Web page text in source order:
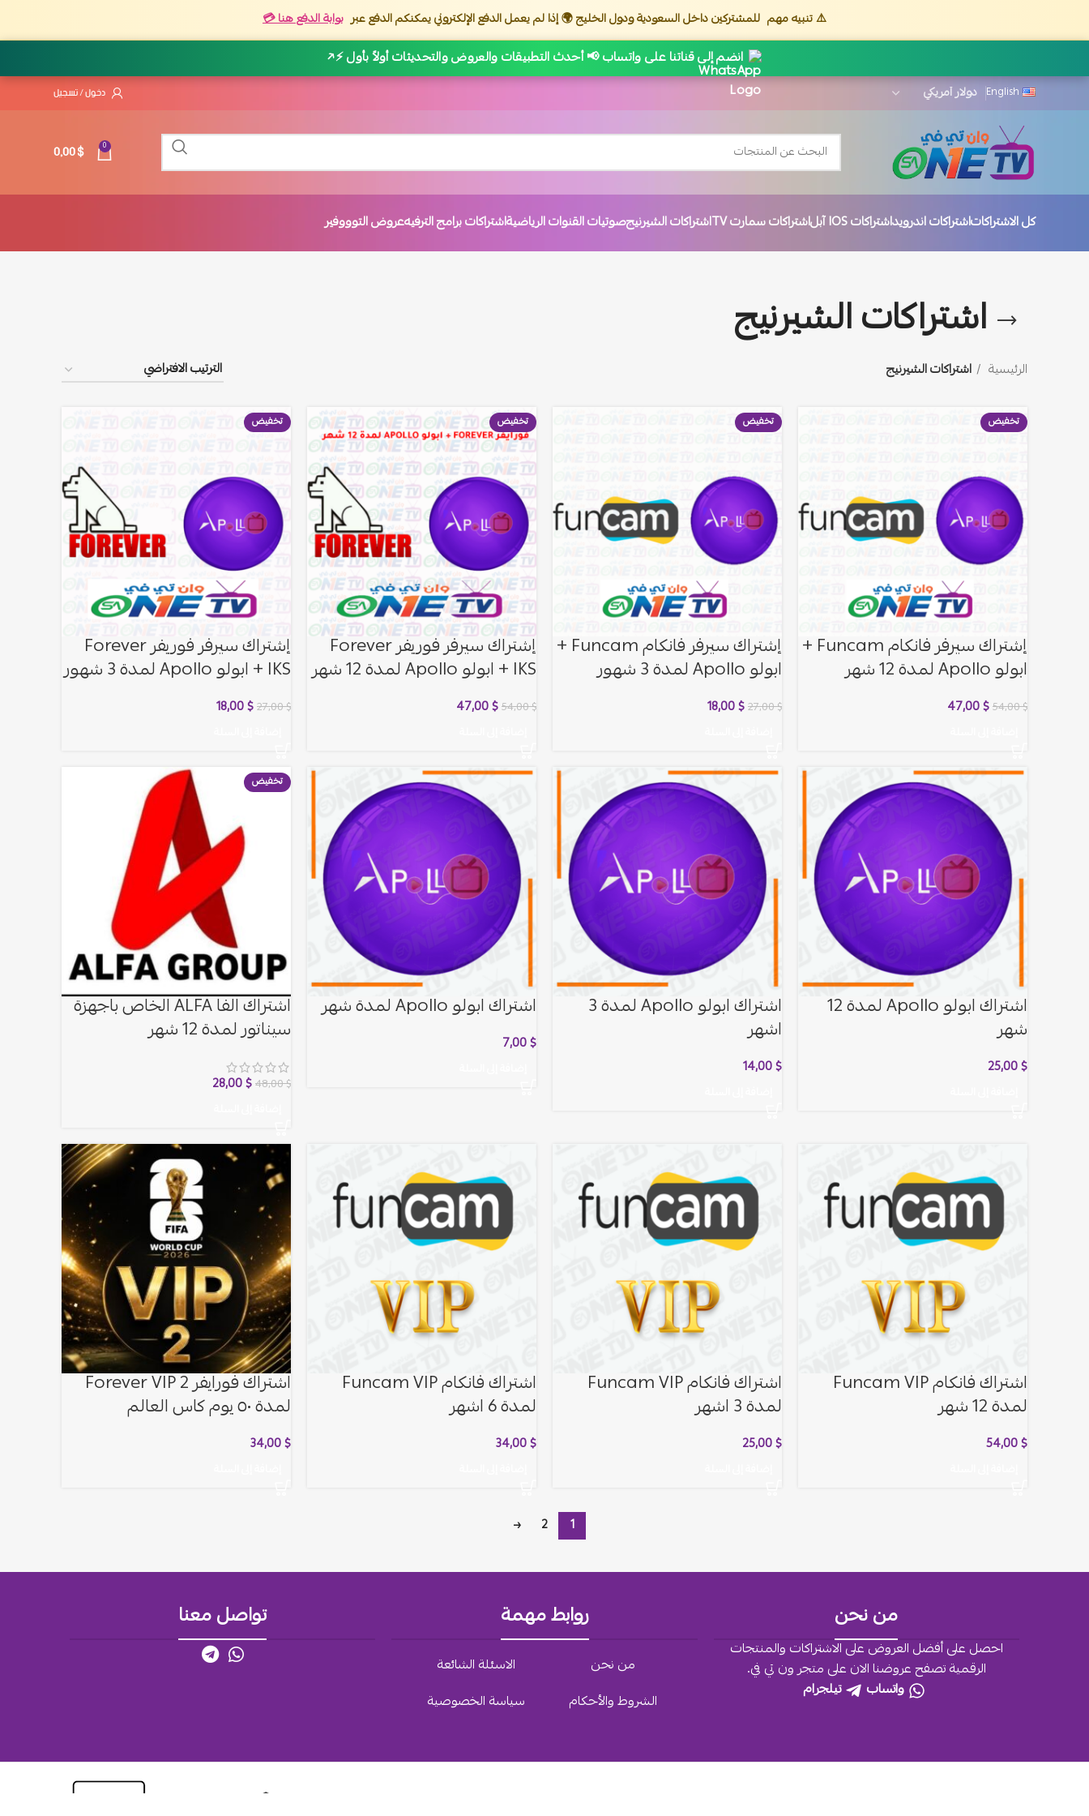
⚠️ تنبيه مهم للمشتركين داخل السعودية ودول الخليج 🌍 إذا لم يعمل الدفع الإلكتروني يمكنكم الدفع عبر بوابة الدفع هنا 💳
انضم إلى قناتنا على واتساب 📢 أحدث التطبيقات والعروض والتحديثات أولاً بأول ⚡↗
English دخول / تسجيل
0
0,00$
كل الاشتراكاتاشتراكات اندرويداشتراكات IOS آبل اشتراكات سمارت TV اشتراكات الشيرنيجصوتيات القنوات الرياضيةاشتراكات برامج الترفيهعروض التوووفير
اشتراكات الشيرنيج
الرئيسية اشتراكات الشيرنيج
تخفيض
إشتراك سيرفر فانكام Funcam +
ابولو Apollo لمدة 12 شهر
54,00$
47,00$
تخفيض
إشتراك سيرفر فانكام Funcam +
ابولو Apollo لمدة 3 شهور
27,00$
18,00$
تخفيض
إشتراك سيرفر فوريفر Forever
IKS + ابولو Apollo لمدة 12 شهر
54,00$
47,00$
تخفيض
إشتراك سيرفر فوريفر Forever
IKS + ابولو Apollo لمدة 3 شهور
27,00$
18,00$
اشتراك ابولو Apollo لمدة 12
شهر
25,00$
اشتراك ابولو Apollo لمدة 3
اشهر
14,00$
اشتراك ابولو Apollo لمدة شهر
7,00$
تخفيض
اشتراك الفا ALFA الخاص باجهزة
سيناتور لمدة 12 شهر
48,00$
28,00$
اشتراك فانكام Funcam VIP
لمدة 12 شهر
54,00$
اشتراك فانكام Funcam VIP
لمدة 3 اشهر
25,00$
اشتراك فانكام Funcam VIP
لمدة 6 اشهر
34,00$
اشتراك فورايفر Forever VIP 2
لمدة ٥٠ يوم كاس العالم
34,00$
1
2
→
من نحن
احصل على أفضل العروض على الاشتراكات والمنتجات
الرقمية تصفح عروضنا الان على متجر ون تي في.
واتساب
تيلجرام
روابط مهمة
من نحن
الاسئلة الشائعة
الشروط والأحكام
سياسة الخصوصية
تواصل معنا